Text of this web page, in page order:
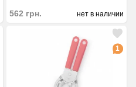
562 грн. нет в наличии
1